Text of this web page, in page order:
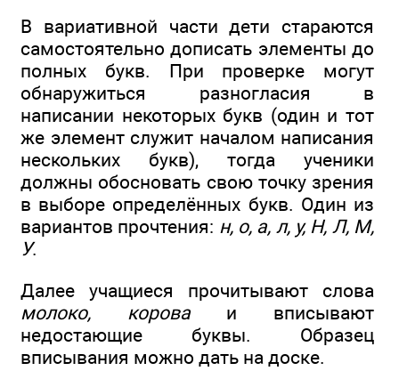
В вариативной части дети стараются
самостоятельно дописать элементы до
полных букв. При проверке могут
обнаружиться разногласия в
написании некоторых букв (один и тот
же элемент служит началом написания
нескольких букв), тогда ученики
должны обосновать свою точку зрения
в выборе определённых букв. Один из
вариантов прочтения: н, о, а, л, у, Н, Л, М,
У.
Далее учащиеся прочитывают слова
молоко, короваи вписывают
недостающие буквы. Образец
вписывания можно дать на доске.